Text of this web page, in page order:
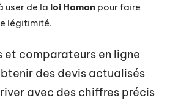
user de la loi Hamon pour faire
légitimité.
et comparateurs en ligne
des devis actualisés
avec des chiffres précis